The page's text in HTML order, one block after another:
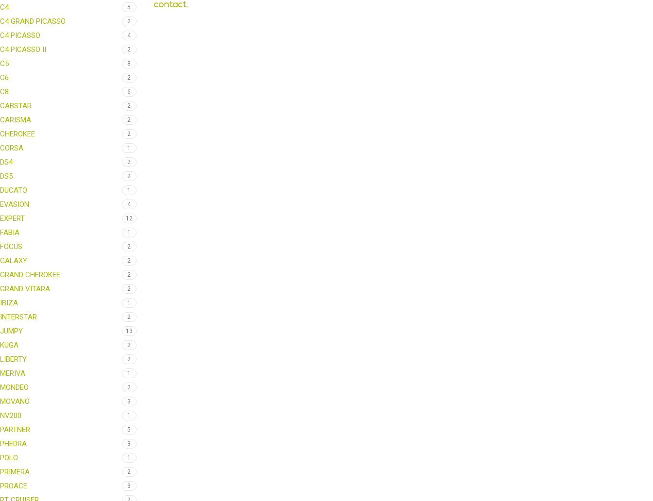
C4 5
C4 GRAND PICASSO 2
C4 PICASSO 4
C4 PICASSO II 2
C5 8
C6 2
C8 6
CABSTAR 2
CARISMA 2
CHEROKEE 2
CORSA 1
DS4 2
DS5 2
DUCATO 1
EVASION 4
EXPERT 12
FABIA 1
FOCUS 2
GALAXY 2
GRAND CHEROKEE 2
GRAND VITARA 2
IBIZA 1
INTERSTAR 2
JUMPY 13
KUGA 2
LIBERTY 2
MERIVA 1
MONDEO 2
MOVANO 3
NV200 1
PARTNER 5
PHEDRA 3
POLO 1
PRIMERA 2
PROACE 3
contact.